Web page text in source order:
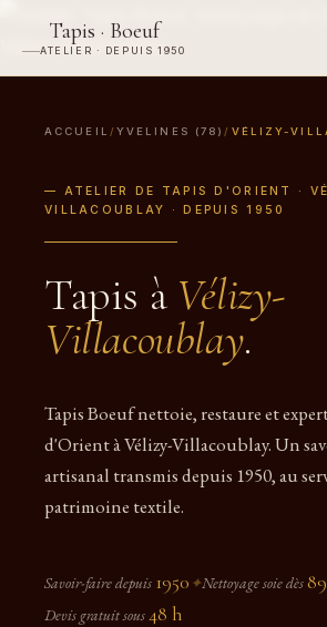
Tapis · Boeuf
ATELIER · DEPUIS 1950
ACCUEIL / YVELINES (78) / VÉLIZY-
— ATELIER DE TAPIS D'ORIENT ·
VILLACOUBLAY · DEPUIS 1950
Tapis à Vélizy-
Villacoublay.
Tapis Boeuf nettoie, restaure et
d'Orient à Vélizy-Villacoublay. Un
artisanal transmis depuis 1950, au
patrimoine textile.
Savoir-faire depuis 1950 ✦Nettoyage soie dès
Devis gratuit sous48 h